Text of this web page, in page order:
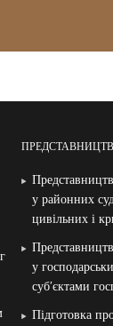
у районних
цивільних і
у
суб′єктами
Підготовка